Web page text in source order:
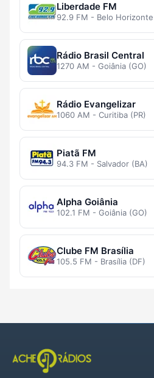
Liberdade FM
92.9 FM - Belo
Rádio Brasil Central
1270 AM - Goiânia (GO)
Rádio Evangelizar
1060 AM - Curitiba (PR)
Piatã FM
94.3 FM - Salvador (BA)
Alpha Goiânia
102.1 FM - Goiânia (GO)
Clube FM Brasília
105.5 FM - Brasília (DF)